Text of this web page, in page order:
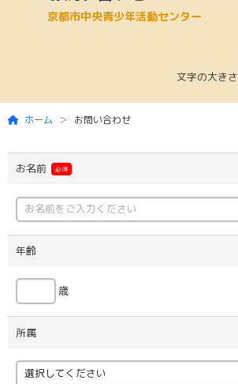
京都市中央青少年活動センター
文字の大きさ
ホーム お問い合わせ
お名前 必須
年齢
歳
所属